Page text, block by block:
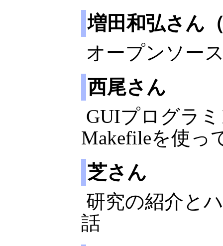
増田和弘さん
オープンソー
西尾さん
GUIプログラ
Makefileを使っ
芝さん
研究の紹介と
話